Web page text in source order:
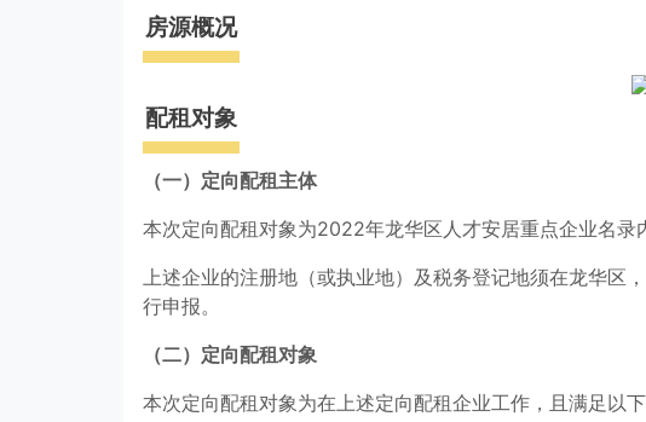
房源概况
配租对象
（一）定向配租主体
本次定向配租对象为2022年龙华区人才安居重点企业名录
上述企业的注册地（或执业地）及税务登记地须在龙华区
行申报。
（二）定向配租对象
本次定向配租对象为在上述定向配租企业工作，且满足以